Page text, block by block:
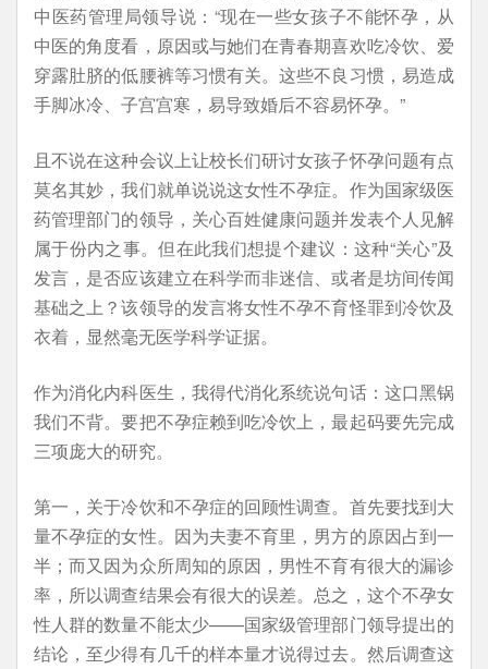
中医药管理局领导说：“现在一些女孩子不能怀孕，从
中医的角度看，原因或与她们在青春期喜欢吃冷饮、爱
穿露肚脐的低腰裤等习惯有关。这些不良习惯，易造成
手脚冰冷、子宫宫寒，易导致婚后不容易怀孕。”
且不说在这种会议上让校长们研讨女孩子怀孕问题有点
莫名其妙，我们就单说说这女性不孕症。作为国家级医
药管理部门的领导，关心百姓健康问题并发表个人见解
属于份内之事。但在此我们想提个建议：这种“关心”及
发言，是否应该建立在科学而非迷信、或者是坊间传闻
基础之上？该领导的发言将女性不孕不育怪罪到冷饮及
衣着，显然毫无医学科学证据。
作为消化内科医生，我得代消化系统说句话：这口黑锅
我们不背。要把不孕症赖到吃冷饮上，最起码要先完成
三项庞大的研究。
第一，关于冷饮和不孕症的回顾性调查。首先要找到大
量不孕症的女性。因为夫妻不育里，男方的原因占到一
半；而又因为众所周知的原因，男性不育有很大的漏诊
率，所以调查结果会有很大的误差。总之，这个不孕女
性人群的数量不能太少——国家级管理部门领导提出的
结论，至少得有几千的样本量才说得过去。然后调查这